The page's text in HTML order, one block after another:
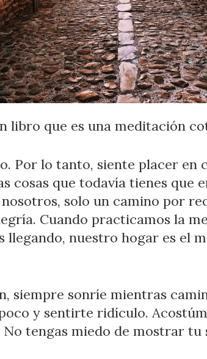
libro que es una meditación
Por lo tanto, siente placer en
cosas que todavía tienes que
solo un camino por
Cuando practicamos la
llegando, nuestro hogar es el
siempre sonríe mientras
y sentirte ridículo.
tengas miedo de mostrar tu